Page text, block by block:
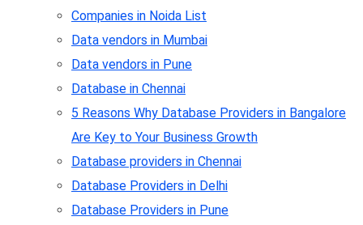
Companies in Noida List
Data vendors in Mumbai
Data vendors in Pune
Database in Chennai
5 Reasons Why Database Providers in Bangalore
Are Key to Your Business Growth
Database providers in Chennai
Database Providers in Delhi
Database Providers in Pune